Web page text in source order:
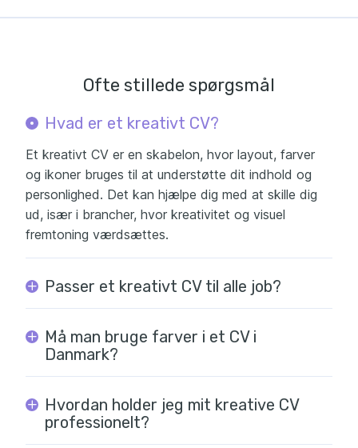
Ofte stillede spørgsmål
Hvad er et kreativt CV?
Et kreativt CV er en skabelon, hvor layout, farver
og ikoner bruges til at understøtte dit indhold og
personlighed. Det kan hjælpe dig med at skille dig
ud, især i brancher, hvor kreativitet og visuel
fremtoning værdsættes.
Passer et kreativt CV til alle job?
Må man bruge farver i et CV i
Danmark?
Hvordan holder jeg mit kreative CV
professionelt?